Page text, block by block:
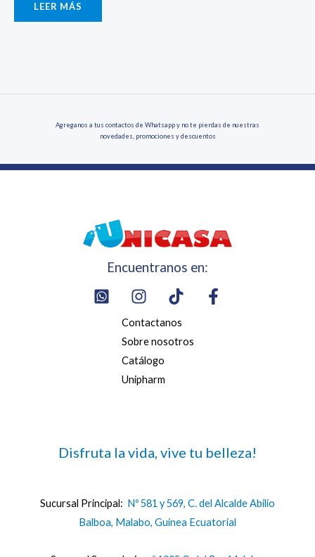
LEER MÁS
Agreganos a tus contactos de Whatsapp y no te pierdas de nuestras
novedades, promociones y descuentos
Encuentranos en:
Contactanos
Sobre nosotros
Catálogo
Unipharm
Disfruta la vida, vive tu belleza!
Sucursal Principal: Nº 581 y 569, C. del Alcalde Abilio
Balboa, Malabo, Guinea Ecuatorial